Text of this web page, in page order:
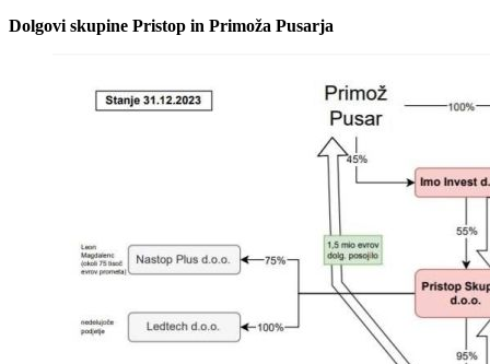
Dolgovi skupine Pristop in Primoža Pusarja